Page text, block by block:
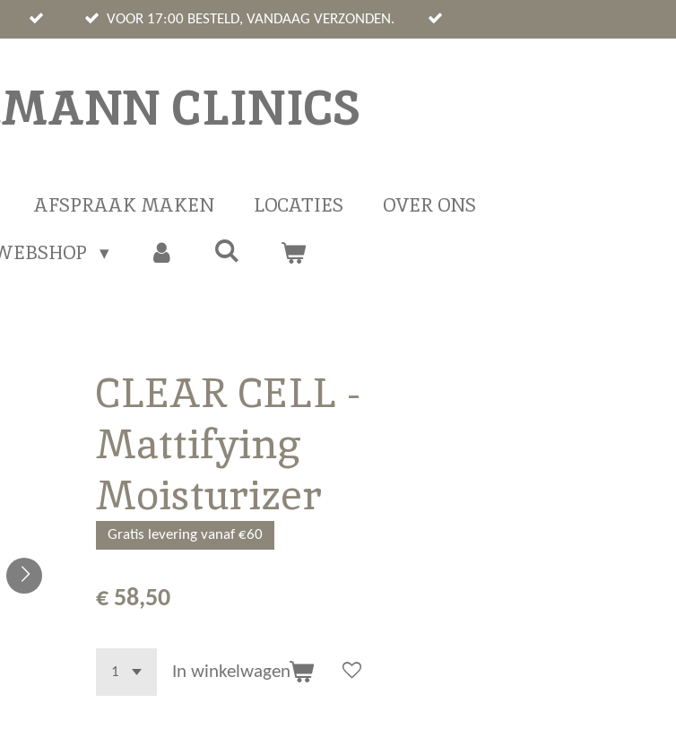
VOOR 17:00 BESTELD, VANDAAG VERZONDEN.
CLINICS
AFSPRAAK MAKEN LOCATIES
OVER ONS
CLEAR CELL -
Mattifying
Moisturizer
Gratis levering vanaf €60
€ 58,50
In winkelwagen